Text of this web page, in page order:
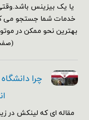
یا یک بیزینس
خدمات شما جستجو می
چرا
مقاله ای که لینکش در